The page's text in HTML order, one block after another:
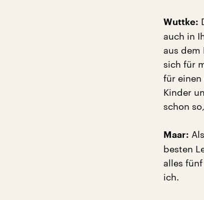
Wuttke:
auch in
aus dem
sich für
für einen
Kinder
schon
Maar:
besten
alles
ich.